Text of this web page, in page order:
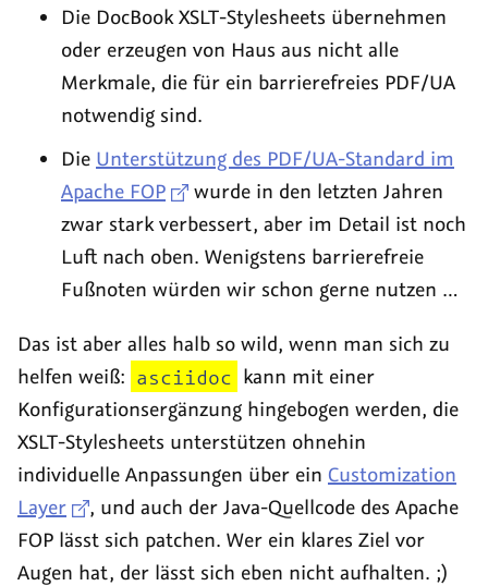
Die DocBook XSLT-Stylesheets übernehmen
oder erzeugen von Haus aus nicht alle
Merkmale, die für ein barrierefreies PDF/UA
notwendig sind.
Die Unterstützung des PDF/UA-Standard im
Apache FOP
wurde in den letzten Jahren
zwar stark verbessert, aber im Detail ist noch
Luft nach oben. Wenigstens barrierefreie
Fußnoten würden wir schon gerne nutzen …
Das ist aber alles halb so wild, wenn man sich zu
helfen weiß: asciidoc kann mit einer
Konfigurationsergänzung hingebogen werden, die
XSLT-Stylesheets unterstützen ohnehin
individuelle Anpassungen über ein Customization
Layer
, und auch der Java-Quellcode des Apache
FOP lässt sich patchen. Wer ein klares Ziel vor
Augen hat, der lässt sich eben nicht aufhalten. ;)